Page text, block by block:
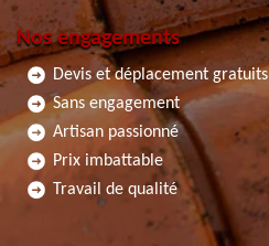
Nos engagements
Devis et déplacement gratuits
Sans engagement
Artisan passionné
Prix imbattable
Travail de qualité